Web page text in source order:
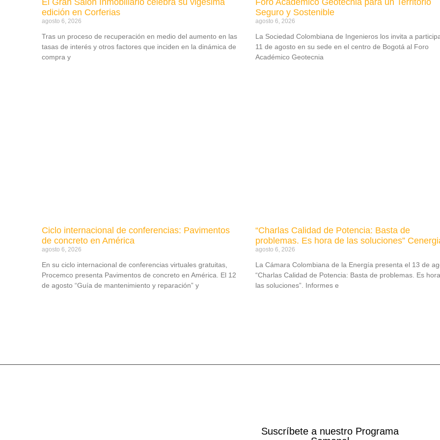
edición en Corferias
agosto 6, 2026
Tras un proceso de recuperación en medio del aumento en las
tasas de interés y otros factores que inciden en la dinámica de
compra y
Seguro y Sostenible
agosto 6, 2026
La Sociedad Colombiana de Ingenieros los invita a
11 de agosto en su sede en el centro de Bogotá al Foro
Académico Geotecnia
Ciclo internacional de conferencias: Pavimentos
de concreto en América
agosto 6, 2026
En su ciclo internacional de conferencias virtuales gratuitas,
Procemco presenta Pavimentos de concreto en América. El 12
de agosto “Guía de mantenimiento y reparación” y
“Charlas Calidad de Potencia: Basta de
problemas. Es hora de las soluciones”
agosto 6, 2026
La Cámara Colombiana de la Energía presenta el 13 de
“Charlas Calidad de Potencia: Basta de problemas. Es
las soluciones”. Informes e
Suscríbete a nuestro Programa